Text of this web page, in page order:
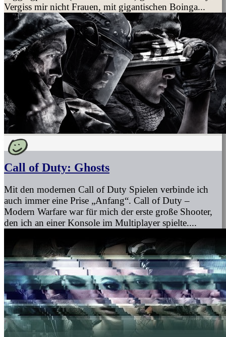
Vergiss mir nicht Frauen, mit gigantischen Boinga...
Call of Duty: Ghosts
Mit den modernen Call of Duty Spielen verbinde ich
auch immer eine Prise „Anfang“. Call of Duty –
Modern Warfare war für mich der erste große Shooter,
den ich an einer Konsole im Multiplayer spielte....